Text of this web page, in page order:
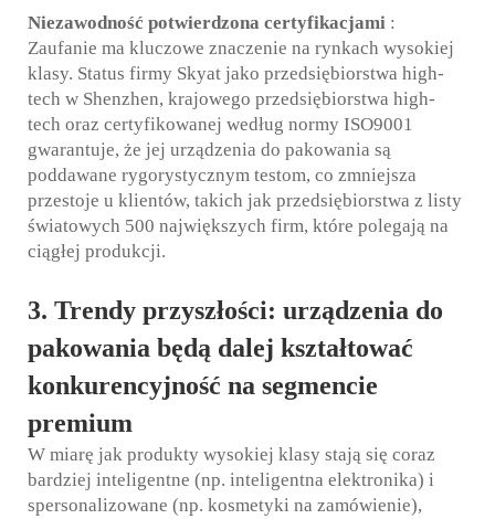
Niezawodność potwierdzona certyfikacjami :
Zaufanie ma kluczowe znaczenie na rynkach wysokiej
klasy. Status firmy Skyat jako przedsiębiorstwa high-
tech w Shenzhen, krajowego przedsiębiorstwa high-
tech oraz certyfikowanej według normy ISO9001
gwarantuje, że jej urządzenia do pakowania są
poddawane rygorystycznym testom, co zmniejsza
przestoje u klientów, takich jak przedsiębiorstwa z listy
światowych 500 największych firm, które polegają na
ciągłej produkcji.
3. Trendy przyszłości: urządzenia do
pakowania będą dalej kształtować
konkurencyjność na segmencie
premium
W miarę jak produkty wysokiej klasy stają się coraz
bardziej inteligentne (np. inteligentna elektronika) i
spersonalizowane (np. kosmetyki na zamówienie),